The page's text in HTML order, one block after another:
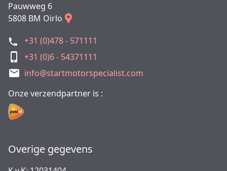
Pauwweg 6
5808 BM Oirlo
+31 (0)478 - 571111
+31 (0)6 - 54371111
info@startmotorspecialist.com
Onze verzendpartner is :
Overige gegevens